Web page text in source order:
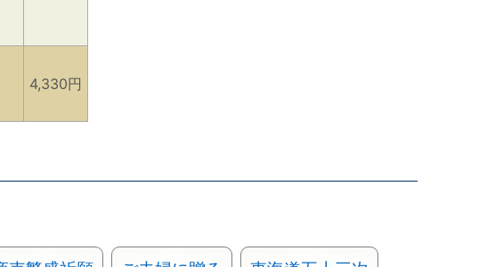
4,330円